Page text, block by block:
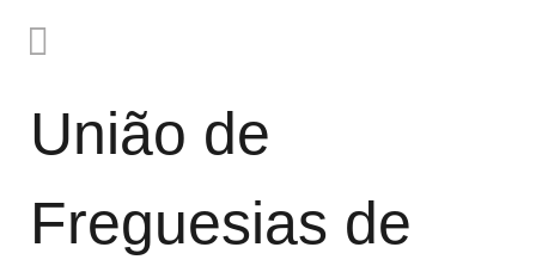
União de
Freguesias de